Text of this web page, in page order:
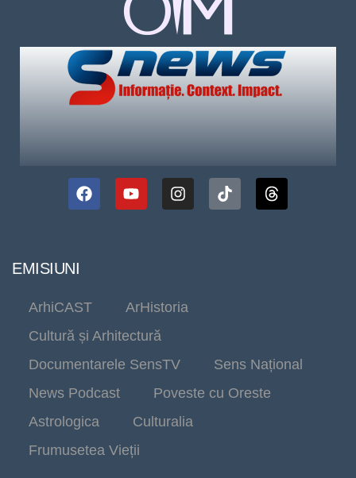
EMISIUNI
ArhiCAST
ArHistoria
Cultură și Arhitectură
Documentarele SensTV
Sens Național
News Podcast
Poveste cu Oreste
Astrologica
Culturalia
Frumusetea Vieții